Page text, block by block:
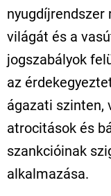
nyugdíjrendszer
világát és a
jogszabályok
az
ágazati szinten,
atrocitások és
szankcióinak
alkalmazása.